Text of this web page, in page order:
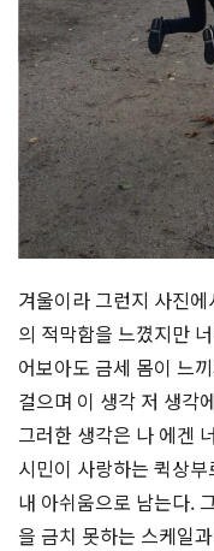
겨울이라 그런지 사진
의 적막함을 느꼈지만
어보아도 금세 몸이 느
걸으며 이 생각 저 생각
그러한 생각은 나 에겐
시민이 사랑하는 퀵상
내 아쉬움으로 남는다.
을 금치 못하는 스케일